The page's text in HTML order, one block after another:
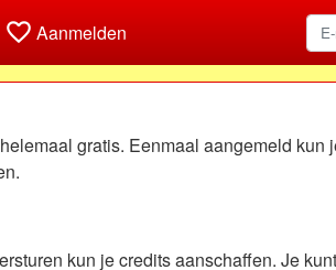
favorite_border Aanmelden
gratis. Eenmaal aangemeld
kun je credits aanschaffen. Je